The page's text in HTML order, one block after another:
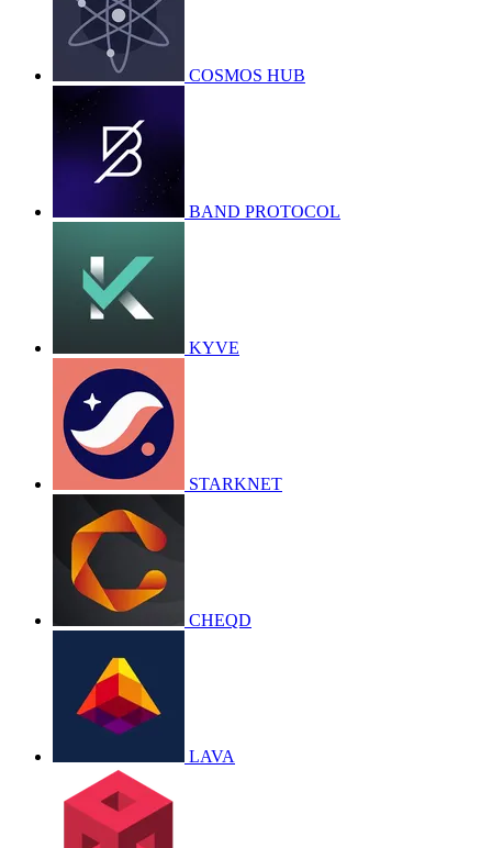
COSMOS HUB
BAND PROTOCOL
KYVE
STARKNET
CHEQD
LAVA